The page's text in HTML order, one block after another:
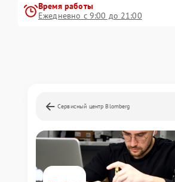
Время работы
Ежедневно с 9:00 до 21:00
Сервисный центр Blomberg